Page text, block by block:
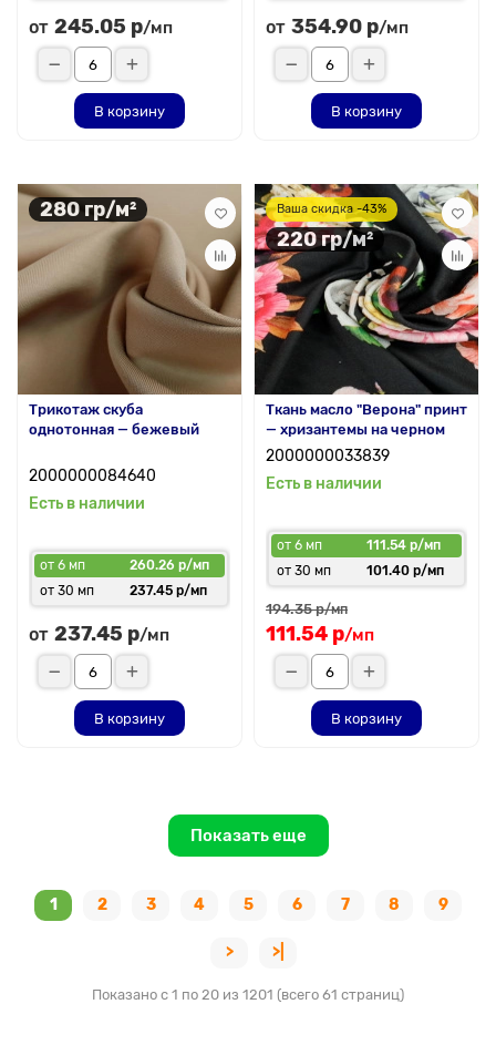
от 245.05 р/мп
В корзину
от 354.90 р/мп
В корзину
280 гр/м²
Трикотаж скуба
однотонная — бежевый
2000000084640
Есть в наличии
от 6 мп
260.26 р/мп
от 30 мп
237.45 р/мп
от 237.45 р/мп
В корзину
Ваша скидка -43%
220 гр/м²
Ткань масло "Верона" принт
— хризантемы на черном
2000000033839
Есть в наличии
от 6 мп
111.54 р/мп
от 30 мп
101.40 р/мп
194.35 р/мп
111.54 р/мп
В корзину
Показать еще
1 2 3 4 5 6 7 8 9
> >|
Показано с 1 по 20 из 1201 (всего 61 страниц)